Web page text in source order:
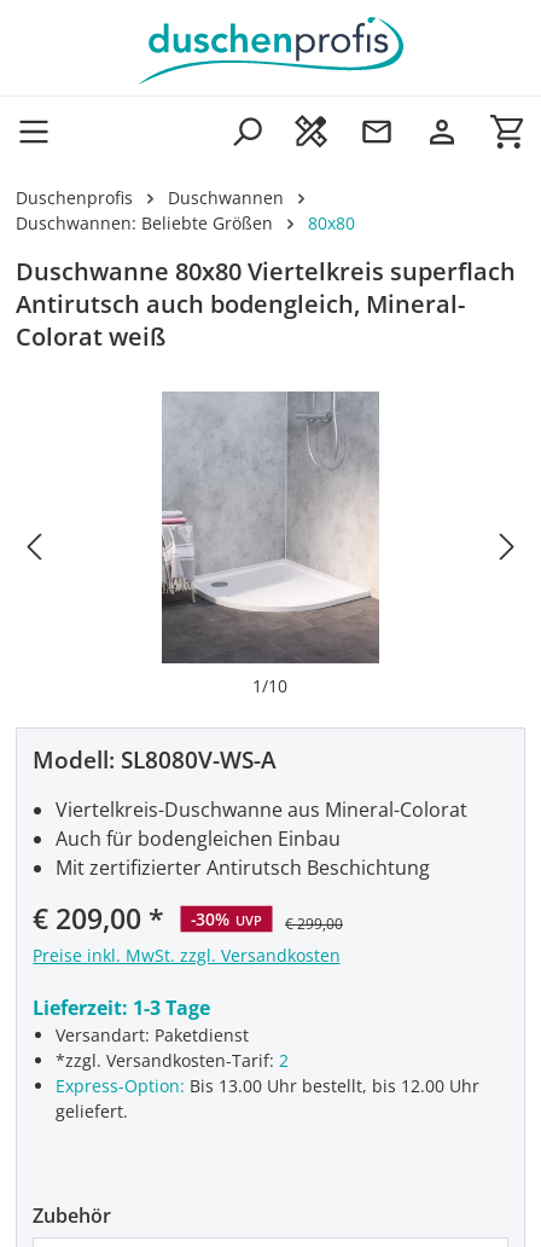
Zum Hauptinhalt springen
Duschenprofis
Duschwannen
Duschwannen: Beliebte Größen
80x80
Duschwanne 80x80 Viertelkreis superflach
Antirutsch auch bodengleich, Mineral-
Colorat weiß
1/10
Modell: SL8080V-WS-A
Verkaufspreis:
€ 209,00 -30% UVP € 299,00
Preise inkl. MwSt. zzgl. Versandkosten
Lieferzeit: 1-3 Tage
Versandart: Paketdienst
*zzgl. Versandkosten-Tarif:2
Express-Option: Bis 13.00 Uhr bestellt, bis 12.00 Uhr
geliefert.
Viertelkreis-Duschwanne aus Mineral-Colorat
Auch für bodengleichen Einbau
Mit zertifizierter Antirutsch Beschichtung
Zubehör